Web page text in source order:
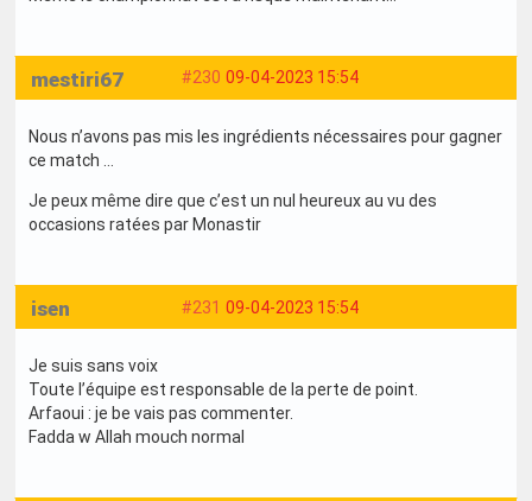
#230 09-04-2023 15:54
mestiri67
Nous n’avons pas mis les ingrédients nécessaires pour gagner
ce match …
Je peux même dire que c’est un nul heureux au vu des
occasions ratées par Monastir
#231 09-04-2023 15:54
isen
Je suis sans voix
Toute l’équipe est responsable de la perte de point.
Arfaoui : je be vais pas commenter.
Fadda w Allah mouch normal